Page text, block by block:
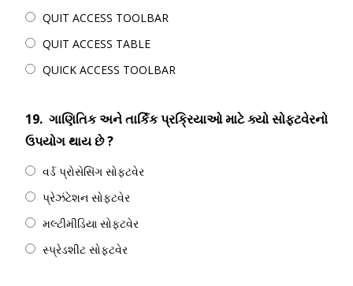
QUIT ACCESS TOOLBAR
QUIT ACCESS TABLE
QUICK ACCESS TOOLBAR
19. ગાણિતિક અને તાર્કિક પ્રક્રિયાઓ માટે ક્યો સોફ્ટવેરનો
ઉપયોગ થાય છે ?
વર્ડ પ્રોસેસિંગ સોફ્ટવેર
પ્રેઝંટેશન સોફ્ટવેર
મલ્ટીમીડિયા સોફ્ટવેર
સ્પ્રેડશીટ સોફ્ટવેર